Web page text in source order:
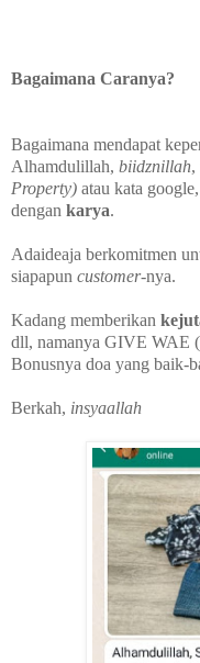
Bagaimana Caranya?
Bagaimana mendapat
Alhamdulillah, biidznillah,
Property) atau kata
dengan karya.
Adaideaja berkomitmen
siapapun customer-nya.
Kadang memberikan
dll, namanya GIVE WAE
Bonusnya doa yang baik-
Berkah, insyaallah